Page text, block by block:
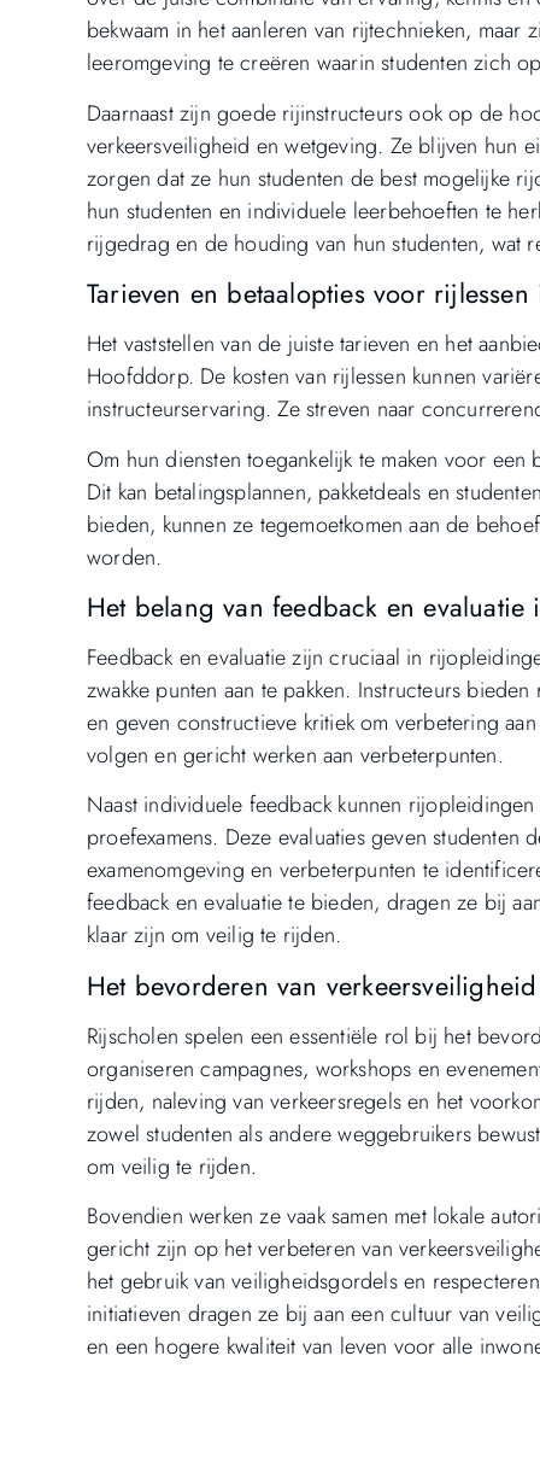
bekwaam in het aanleren van rijtechnieken,
leeromgeving te creëren waarin studenten zich
Daarnaast zijn goede rijinstructeurs ook op de
verkeersveiligheid en wetgeving. Ze blijven hun
zorgen dat ze hun studenten de best mogelijke
hun studenten en individuele leerbehoeften te
rijgedrag en de houding van hun studenten, wat
Tarieven en betaalopties voor
Het vaststellen van de juiste tarieven en het
Hoofddorp. De kosten van rijlessen kunnen
instructeurservaring. Ze streven naar
Om hun diensten toegankelijk te maken voor
Dit kan betalingsplannen, pakketdeals en
bieden, kunnen ze tegemoetkomen aan de
worden.
Het belang van feedback en
Feedback en evaluatie zijn cruciaal in
zwakke punten aan te pakken. Instructeurs
en geven constructieve kritiek om verbetering
volgen en gericht werken aan verbeterpunten.
Naast individuele feedback kunnen
proefexamens. Deze evaluaties geven studenten
examenomgeving en verbeterpunten te
feedback en evaluatie te bieden, dragen ze bij
klaar zijn om veilig te rijden.
Het bevorderen van
Rijscholen spelen een essentiële rol bij het
organiseren campagnes, workshops en
rijden, naleving van verkeersregels en het
zowel studenten als andere weggebruikers
om veilig te rijden.
Bovendien werken ze vaak samen met lokale
gericht zijn op het verbeteren van
het gebruik van veiligheidsgordels en
initiatieven dragen ze bij aan een cultuur van
en een hogere kwaliteit van leven voor alle